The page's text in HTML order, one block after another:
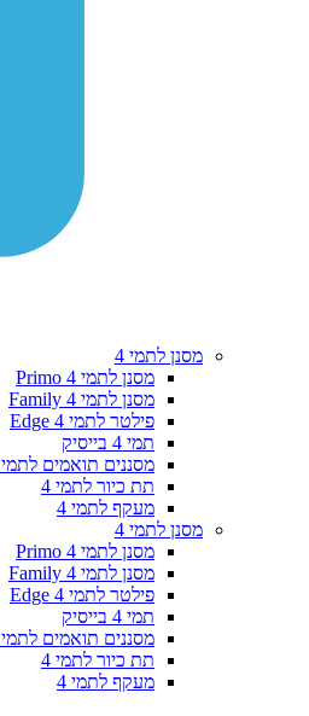
מסנן לתמי 4
מסנן לתמי 4 Primo
מסנן לתמי 4 Family
פילטר לתמי 4 Edge
תמי 4 בייסיק
מסננים תואמים לתמי 4
תת כיור לתמי 4
מעקף לתמי 4
מסנן לתמי 4
מסנן לתמי 4 Primo
מסנן לתמי 4 Family
פילטר לתמי 4 Edge
תמי 4 בייסיק
מסננים תואמים לתמי 4
תת כיור לתמי 4
מעקף לתמי 4